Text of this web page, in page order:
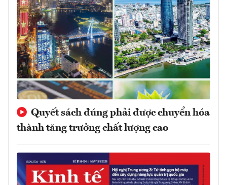
Quyết sách đúng phải được chuyển hóa
thành tăng trưởng chất lượng cao